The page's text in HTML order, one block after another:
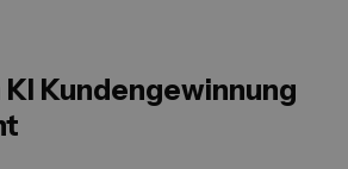
Kundengewinnung